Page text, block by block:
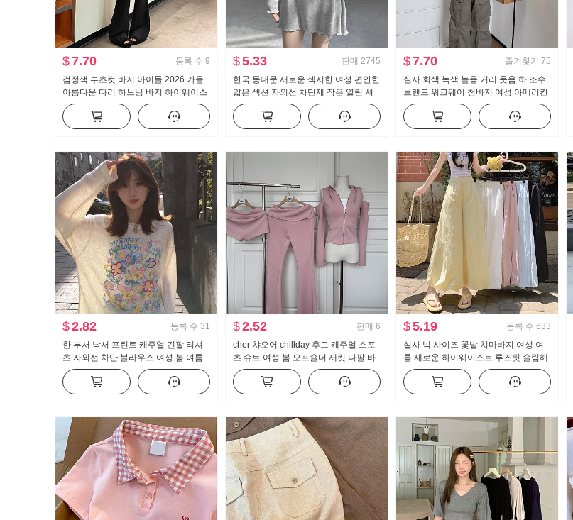
$7.70 등록 수 9
검정색 부츠컷 바지 아이들 2026 가을
아름다운 다리 하느님 바지 하이웨이스
트 수퍼 모델 바지 몸매 가꾸기 신축성
캐주얼 나팔 슬랙스
$5.33 판매 2745
한국 동대문 새로운 섹시한 여성 편안한
얇은 섹션 자외선 차단제 작은 열림 셔
츠 슬링 치마 정장 여자
$7.70 즐겨찾기 75
실사 회색 녹색 높음 거리 웃음 하 조수
브랜드 워크웨어 청바지 여성 아메리칸
레트로 루즈핏 바닥 청소 캐주얼 바지
$2.82 등록 수 31
한 부서 낙서 프린트 캐주얼 긴팔 티셔
츠 자외선 차단 블라우스 여성 봄 여름
루즈핏 느긋한 차가운 센스 라운드 넥
맨위
$2.52 판매 6
cher 챠오어 chillday 후드 캐주얼 스포
츠 슈트 여성 봄 오프숄더 재킷 나팔 바
지 3종 세트
$5.19 등록 수 633
실사 빅 사이즈 꽃밭 치마바지 여성 여
름 새로운 하이웨이스트 루즈핏 슬림해
보이는 도루 센스 배기 바지 캐주얼 와
이드 레그 팬츠